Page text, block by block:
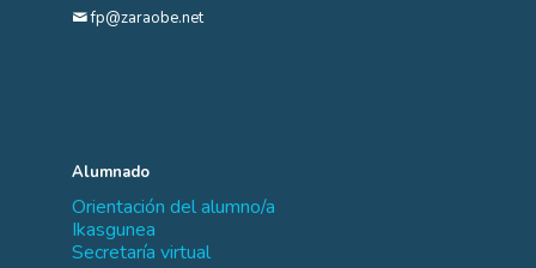
fp@zaraobe.net
Alumnado
Orientación del alumno/a
Ikasgunea
Secretaría virtual